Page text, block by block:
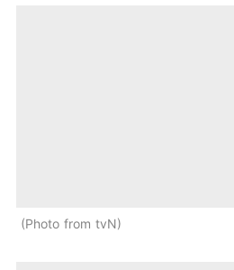
Photo from tvN